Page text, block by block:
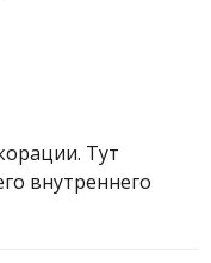
Тут
внутреннего